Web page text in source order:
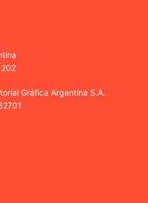
Gráfica Argentina S.A.